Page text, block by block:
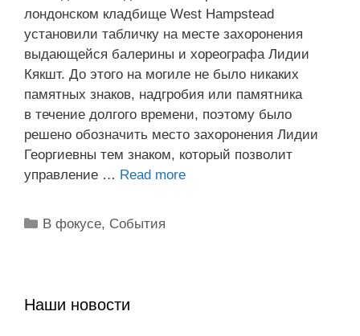
лондонском кладбище West Hampstead
установили табличку на месте захоронения
выдающейся балерины и хореографа Лидии
Кякшт. До этого на могиле не было никаких
памятных знаков, надгробия или памятника
в течение долгого времени, поэтому было
решено обозначить место захоронения Лидии
Георгиевны тем знаком, который позволит
управление … Read more
Рубрики
В фокусе, События
Наши новости